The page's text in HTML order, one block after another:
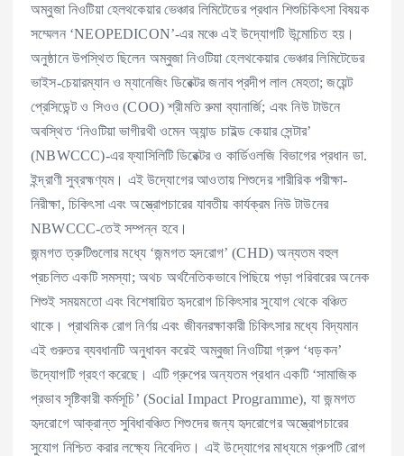
অম্বুজা নিওটিয়া হেলথকেয়ার ভেঞ্চার লিমিটেডের প্রধান শিশুচিকিৎসা বিষয়ক
সম্মেলন ‘NEOPEDICON’-এর মঞ্চে এই উদ্যোগটি উন্মোচিত হয়।
অনুষ্ঠানে উপস্থিত ছিলেন অম্বুজা নিওটিয়া হেলথকেয়ার ভেঞ্চার লিমিটেডের
ভাইস-চেয়ারম্যান ও ম্যানেজিং ডিরেক্টর জনাব প্রদীপ লাল মেহতা; জয়েন্ট
প্রেসিডেন্ট ও সিওও (COO) শ্রীমতি রুমা ব্যানার্জি; এবং নিউ টাউনে
অবস্থিত ‘নিওটিয়া ভাগীরথী ওমেন অ্যান্ড চাইল্ড কেয়ার সেন্টার’
(NBWCCC)-এর ফ্যাসিলিটি ডিরেক্টর ও কার্ডিওলজি বিভাগের প্রধান ডা.
ইন্দ্রাণী সুব্রহ্মণ্যম। এই উদ্যোগের আওতায় শিশুদের শারীরিক পরীক্ষা-
নিরীক্ষা, চিকিৎসা এবং অস্ত্রোপচারের যাবতীয় কার্যক্রম নিউ টাউনের
NBWCCC-তেই সম্পন্ন হবে।
জন্মগত ত্রুটিগুলোর মধ্যে ‘জন্মগত হৃদরোগ’ (CHD) অন্যতম বহুল
প্রচলিত একটি সমস্যা; অথচ অর্থনৈতিকভাবে পিছিয়ে পড়া পরিবারের অনেক
শিশুই সময়মতো এবং বিশেষায়িত হৃদরোগ চিকিৎসার সুযোগ থেকে বঞ্চিত
থাকে। প্রাথমিক রোগ নির্ণয় এবং জীবনরক্ষাকারী চিকিৎসার মধ্যে বিদ্যমান
এই গুরুতর ব্যবধানটি অনুধাবন করেই অম্বুজা নিওটিয়া গ্রুপ ‘ধড়কন’
উদ্যোগটি গ্রহণ করেছে। এটি গ্রুপের অন্যতম প্রধান একটি ‘সামাজিক
প্রভাব সৃষ্টিকারী কর্মসূচি’ (Social Impact Programme), যা জন্মগত
হৃদরোগে আক্রান্ত সুবিধাবঞ্চিত শিশুদের জন্য হৃদরোগের অস্ত্রোপচারের
সুযোগ নিশ্চিত করার লক্ষ্যে নিবেদিত। এই উদ্যোগের মাধ্যমে গ্রুপটি রোগ